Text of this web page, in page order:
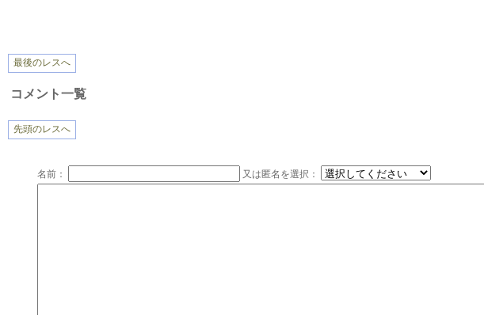
最後のレスへ
コメント一覧
先頭のレスへ
名前： 又は匿名を選択：